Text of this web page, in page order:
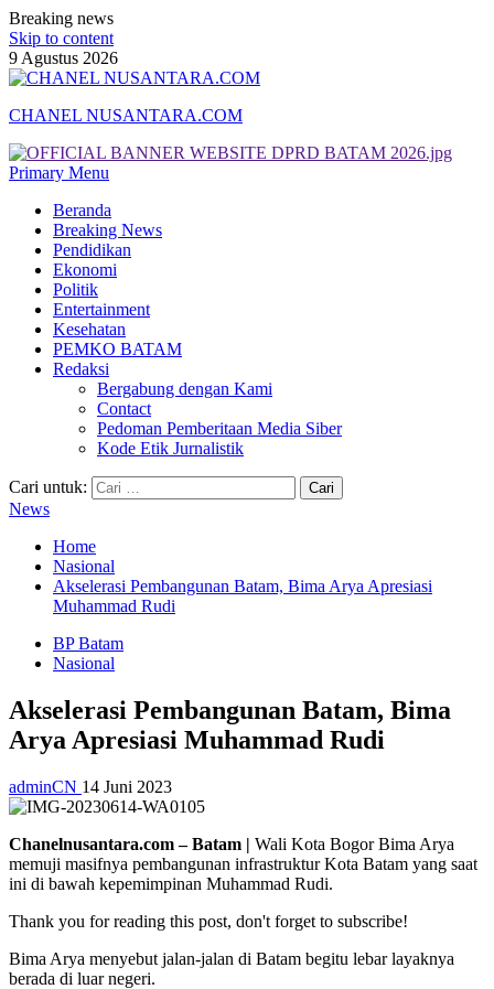
Breaking news
Skip to content
9 Agustus 2026
CHANEL NUSANTARA.COM
Primary Menu
Beranda
Breaking News
Pendidikan
Ekonomi
Politik
Entertainment
Kesehatan
PEMKO BATAM
Redaksi
Bergabung dengan Kami
Contact
Pedoman Pemberitaan Media Siber
Kode Etik Jurnalistik
Cari untuk:
News
Home
Nasional
Akselerasi Pembangunan Batam, Bima Arya Apresiasi
Muhammad Rudi
BP Batam
Nasional
Akselerasi Pembangunan Batam, Bima
Arya Apresiasi Muhammad Rudi
adminCN 14 Juni 2023
Chanelnusantara.com – Batam | Wali Kota Bogor Bima Arya
memuji masifnya pembangunan infrastruktur Kota Batam yang saat
ini di bawah kepemimpinan Muhammad Rudi.
Thank you for reading this post, don't forget to subscribe!
Bima Arya menyebut jalan-jalan di Batam begitu lebar layaknya
berada di luar negeri.